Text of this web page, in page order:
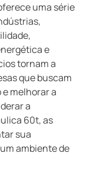
uma série
e
tornam a
que buscam
melhorar a
a
60t, as
sua
ambiente de